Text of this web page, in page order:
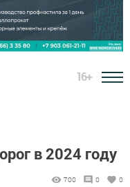
16+
в 2024 году
700 0 0